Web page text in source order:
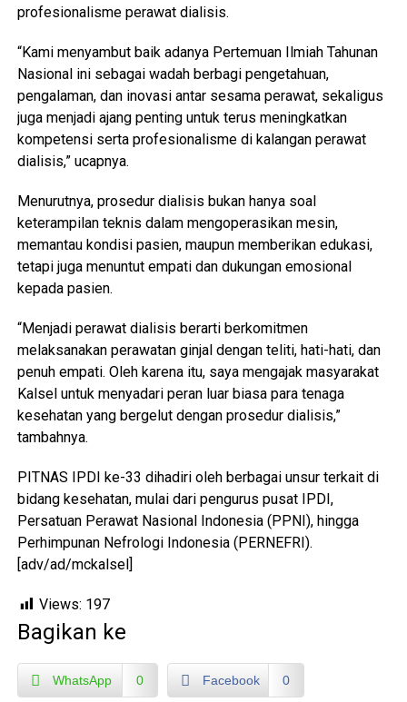
profesionalisme perawat dialisis.
“Kami menyambut baik adanya Pertemuan Ilmiah Tahunan
Nasional ini sebagai wadah berbagi pengetahuan,
pengalaman, dan inovasi antar sesama perawat, sekaligus
juga menjadi ajang penting untuk terus meningkatkan
kompetensi serta profesionalisme di kalangan perawat
dialisis,” ucapnya.
Menurutnya, prosedur dialisis bukan hanya soal
keterampilan teknis dalam mengoperasikan mesin,
memantau kondisi pasien, maupun memberikan edukasi,
tetapi juga menuntut empati dan dukungan emosional
kepada pasien.
“Menjadi perawat dialisis berarti berkomitmen
melaksanakan perawatan ginjal dengan teliti, hati-hati, dan
penuh empati. Oleh karena itu, saya mengajak masyarakat
Kalsel untuk menyadari peran luar biasa para tenaga
kesehatan yang bergelut dengan prosedur dialisis,”
tambahnya.
PITNAS IPDI ke-33 dihadiri oleh berbagai unsur terkait di
bidang kesehatan, mulai dari pengurus pusat IPDI,
Persatuan Perawat Nasional Indonesia (PPNI), hingga
Perhimpunan Nefrologi Indonesia (PERNEFRI).
[adv/ad/mckalsel]
Views: 197
Bagikan ke
WhatsApp 0 Facebook 0